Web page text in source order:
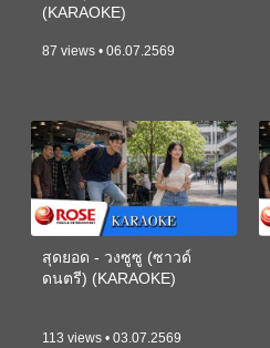
(KARAOKE)
87 views • 06.07.2569
สุดยอด - วงซูซู (ซาวด์
ดนตรี) (KARAOKE)
113 views • 03.07.2569